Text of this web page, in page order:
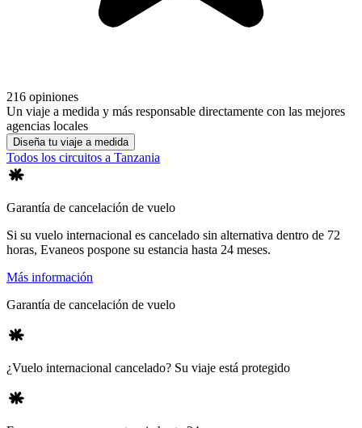
216 opiniones
Un viaje a medida y más responsable directamente con las mejores
agencias locales
Diseña tu viaje a medida
Todos los circuitos a Tanzania
Garantía de cancelación de vuelo
Si su vuelo internacional es cancelado sin alternativa dentro de 72
horas, Evaneos pospone su estancia hasta 24 meses.
Más información
Garantía de cancelación de vuelo
¿Vuelo internacional cancelado? Su viaje está protegido